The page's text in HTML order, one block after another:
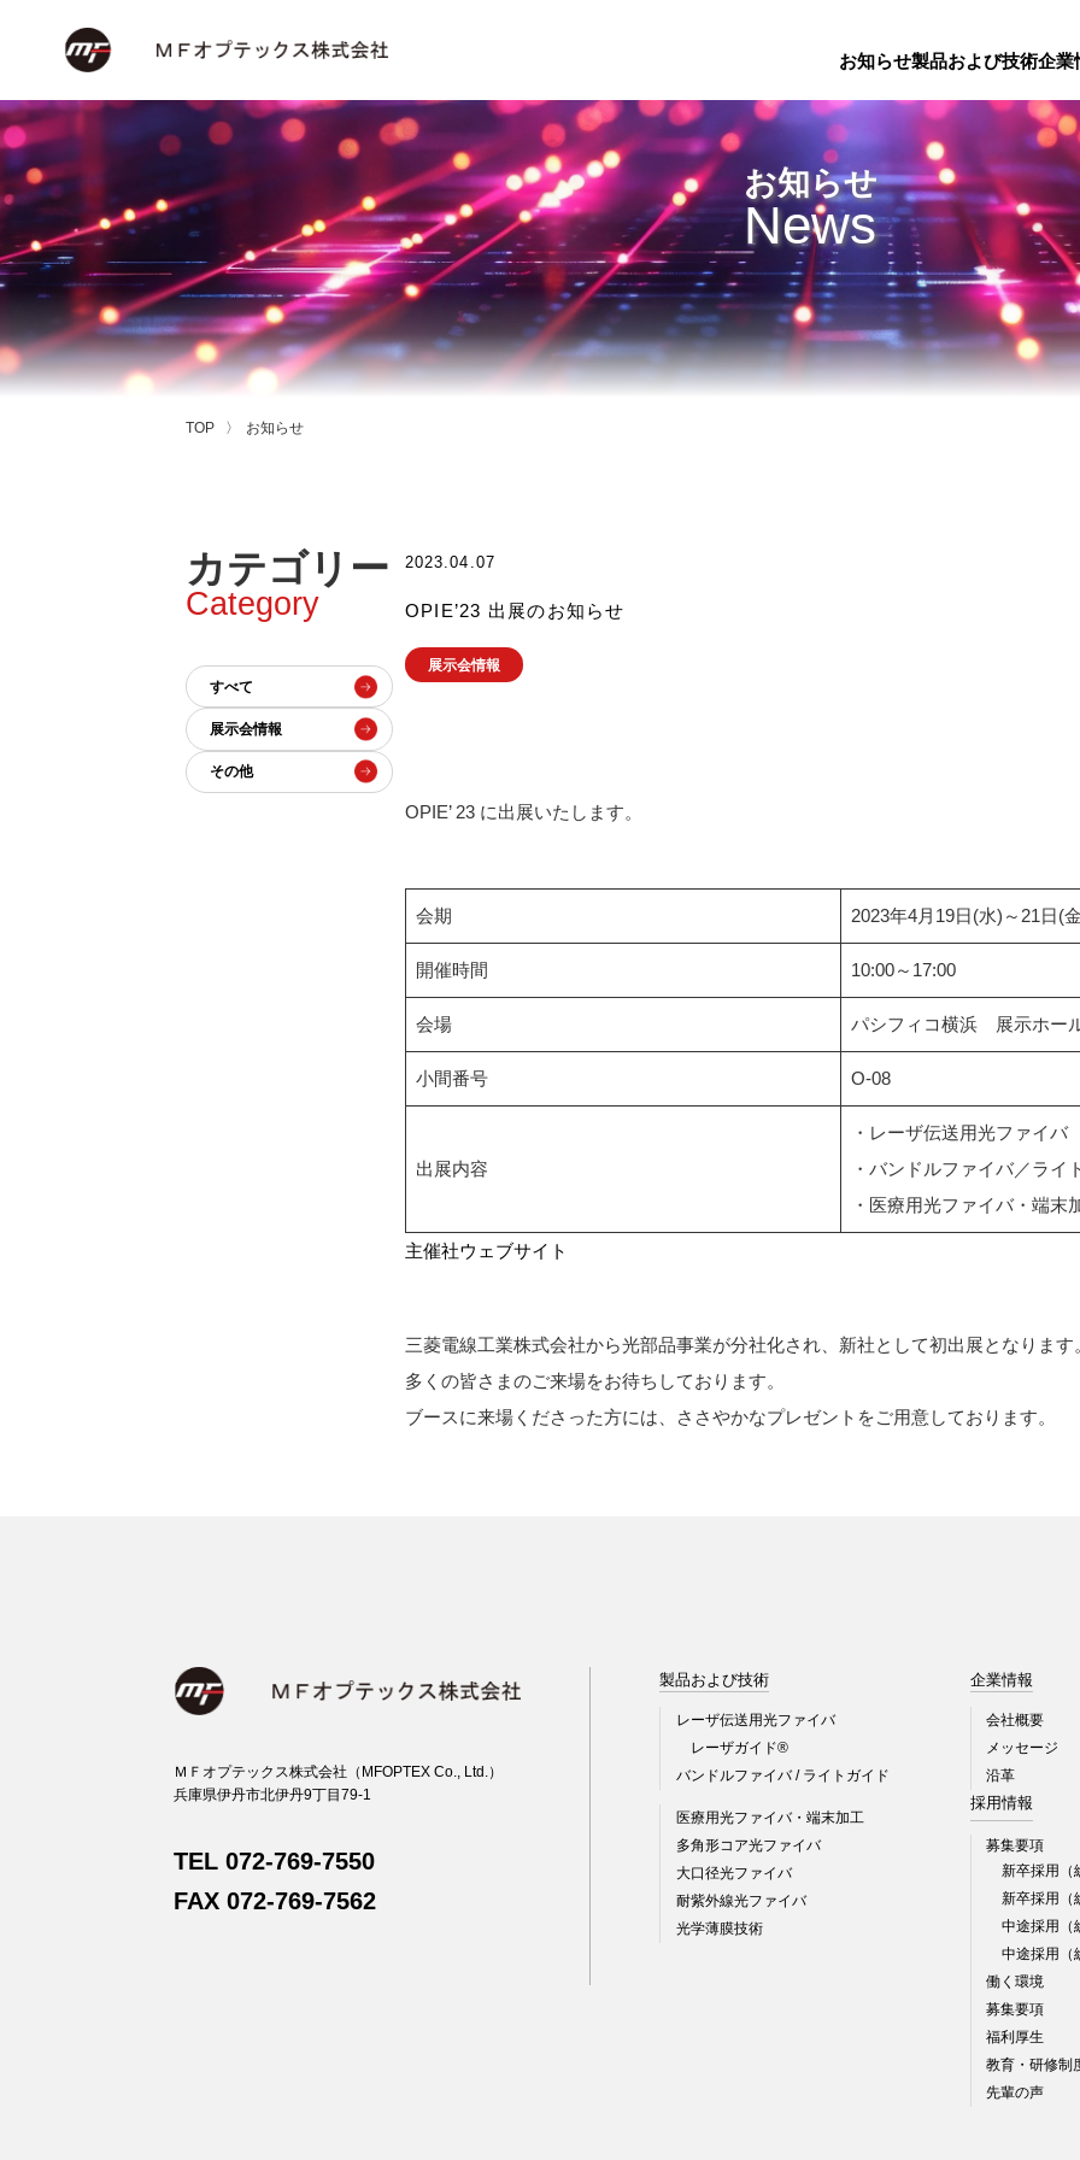
お知らせ製品および技術企業
お知らせ
News
TOP お知らせ
カテゴリー
Category
すべて
展示会情報
その他
2023.04.07
OPIE’23 出展のお知らせ
展示会情報
OPIE’ 23 に出展いたします。
会期 2023年4月19日(水)～21日(
開催時間 10:00～17:00
会場 パシフィコ横浜 展示ホー
小間番号 O-08
出展内容
・レーザ伝送用光ファイ
・バンドルファイバ／ライ
・医療用光ファイバ・端
主催社ウェブサイト
三菱電線工業株式会社から光部品事業が分社化され、新社として初出展となります
多くの皆さまのご来場をお待ちしております。
ブースに来場くださった方には、ささやかなプレゼントをご用意しております。
ＭＦオプテックス株式会社（MFOPTEX Co., Ltd.）
兵庫県伊丹市北伊丹9丁目79-1
TEL 072-769-7550
FAX 072-769-7562
製品および技術
レーザ伝送用光ファイバ
レーザガイド®
バンドルファイバ / ライトガイド
医療用光ファイバ・端末加工
多角形コア光ファイバ
大口径光ファイバ
耐紫外線光ファイバ
光学薄膜技術
企業情報
会社概要
メッセージ
沿革
採用情報
募集要項
新卒採用（
新卒採用（
中途採用（
中途採用（
働く環境
募集要項
福利厚生
教育・研修制
先輩の声